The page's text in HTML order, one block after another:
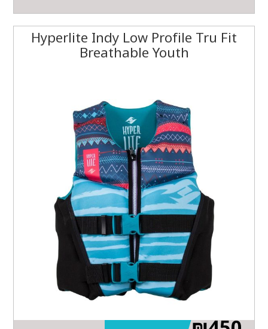
Hyperlite Indy Low Profile Tru Fit
Breathable Youth